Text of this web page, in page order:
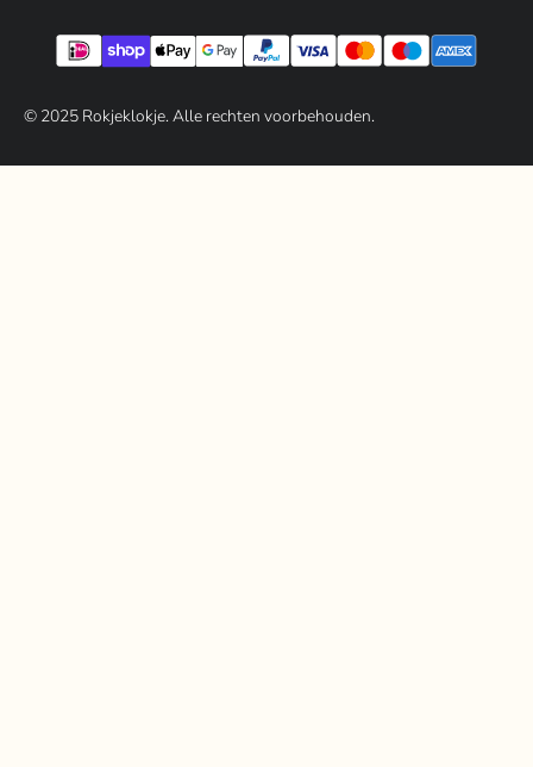
© 2025Rokjeklokje. Alle rechten voorbehouden.